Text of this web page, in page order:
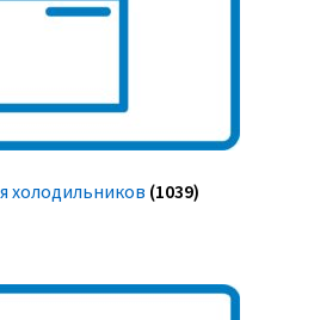
холодильников (1039)